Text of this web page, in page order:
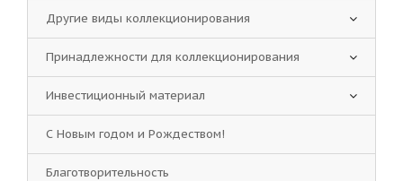
Другие виды коллекционирования
Принадлежности для коллекционирования
Инвестиционный материал
С Новым годом и Рождеством!
Благотворительность